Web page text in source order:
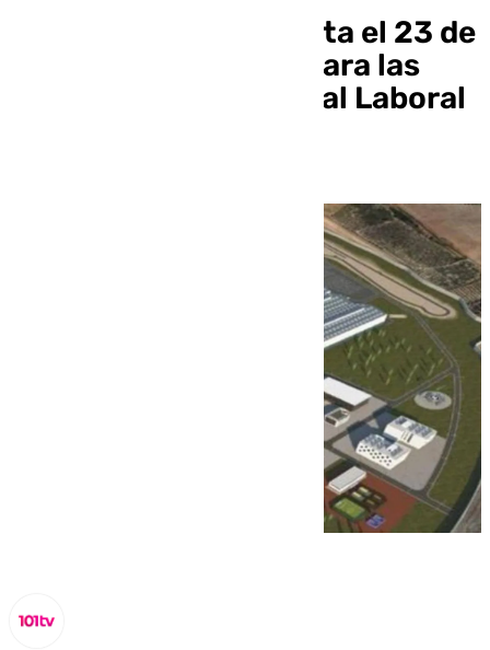
Continúa abierto hasta el 23 de
septiembre el plazo para las
180 plazas de Personal Laboral